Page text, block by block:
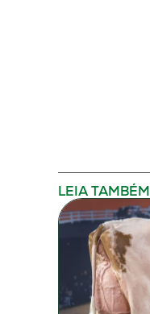
LEIA TAMBÉM